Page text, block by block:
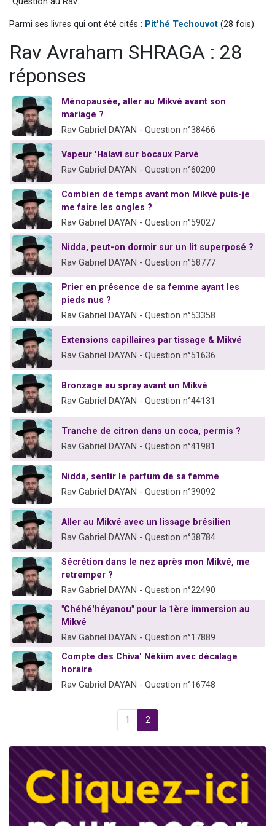
3 personnes viennent de nous rejoindre sur WhatsApp
3 personnes viennent de faire un don pour 5 jours de vacances aux Orphelins
Parmi ses livres qui ont été cités : Pit'hé Techouvot (28 fois).
Rav Avraham SHRAGA : 28
réponses
Ménopausée, aller au Mikvé avant son
mariage ?
Rav Gabriel DAYAN - Question n°38466
Vapeur 'Halavi sur bocaux Parvé
Rav Gabriel DAYAN - Question n°60200
Combien de temps avant mon Mikvé puis-je
me faire les ongles ?
Rav Gabriel DAYAN - Question n°59027
Nidda, peut-on dormir sur un lit superposé ?
Rav Gabriel DAYAN - Question n°58777
Prier en présence de sa femme ayant les
pieds nus ?
Rav Gabriel DAYAN - Question n°53358
Extensions capillaires par tissage & Mikvé
Rav Gabriel DAYAN - Question n°51636
Bronzage au spray avant un Mikvé
Rav Gabriel DAYAN - Question n°44131
Tranche de citron dans un coca, permis ?
Rav Gabriel DAYAN - Question n°41981
Nidda, sentir le parfum de sa femme
Rav Gabriel DAYAN - Question n°39092
Aller au Mikvé avec un lissage brésilien
Rav Gabriel DAYAN - Question n°38784
Sécrétion dans le nez après mon Mikvé, me
retremper ?
Rav Gabriel DAYAN - Question n°22490
"Chéhé'héyanou" pour la 1ère immersion au
Mikvé
Rav Gabriel DAYAN - Question n°17889
Compte des Chiva' Nékiim avec décalage
horaire
Rav Gabriel DAYAN - Question n°16748
1 2